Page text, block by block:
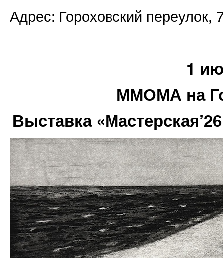
Адрес: Гороховский переулок,
1
ММОМА на
Выставка